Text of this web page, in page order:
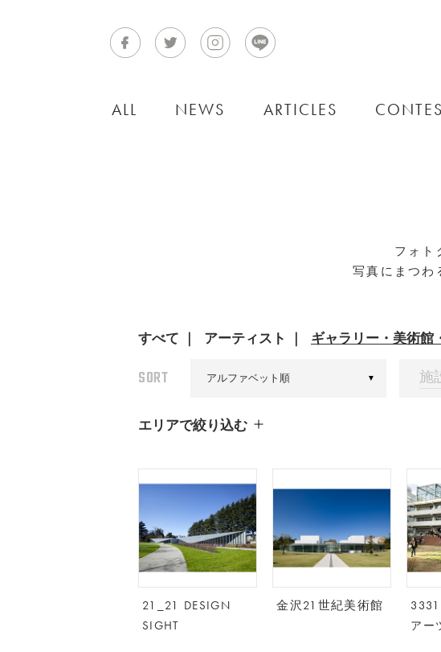
ALL NEWS ARTICLES
フォト
写真にまつわ
すべて アーティスト ギャラリー・美術館
SORT 新着順
アルファベット順 ▼
エリアで絞り込む
21_21 DESIGN
SIGHT
金沢21世紀美術館
アー